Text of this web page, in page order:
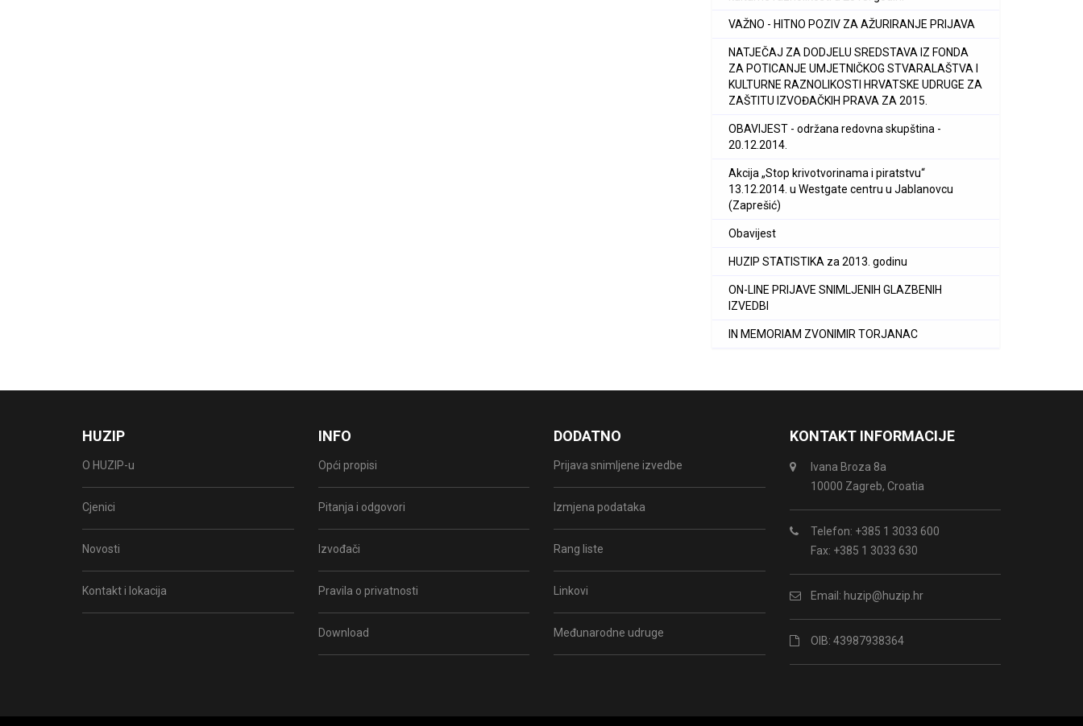
VAŽNO - HITNO POZIV ZA AŽURIRANJE PRIJAVA
NATJEČAJ ZA DODJELU SREDSTAVA IZ FONDA
ZA POTICANJE UMJETNIČKOG STVARALAŠTVA I
KULTURNE RAZNOLIKOSTI HRVATSKE UDRUGE ZA
ZAŠTITU IZVOĐAČKIH PRAVA ZA 2015.
OBAVIJEST - održana redovna skupština -
20.12.2014.
Akcija „Stop krivotvorinama i piratstvu“
13.12.2014. u Westgate centru u Jablanovcu
(Zaprešić)
Obavijest
HUZIP STATISTIKA za 2013. godinu
ON-LINE PRIJAVE SNIMLJENIH GLAZBENIH
IZVEDBI
IN MEMORIAM ZVONIMIR TORJANAC
HUZIP
O HUZIP-u
Cjenici
Novosti
Kontakt i lokacija
INFO
Opći propisi
Pitanja i odgovori
Izvođači
Pravila o privatnosti
Download
DODATNO
Prijava snimljene izvedbe
Izmjena podataka
Rang liste
Linkovi
Međunarodne udruge
KONTAKT INFORMACIJE
Ivana Broza 8a
10000 Zagreb, Croatia
Telefon: +385 1 3033 600
Fax: +385 1 3033 630
Email: huzip@huzip.hr
OIB: 43987938364